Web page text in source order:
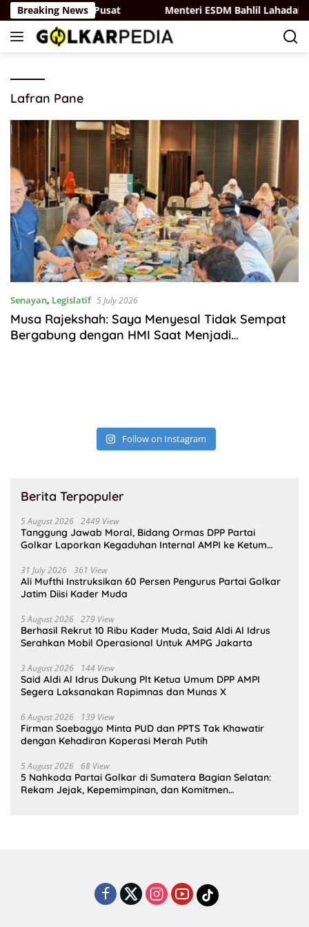
Skip
to
content
Breaking News
ke Pemerintah Pusat Menteri ESDM Bahlil Lahadalia
Lafran Pane
Senayan, Legislatif 5 July 2026
Musa Rajekshah: Saya Menyesal Tidak Sempat
Bergabung dengan HMI Saat Menjadi
Follow on Instagram
Berita Terpopuler
5 August 2026 2449 View
Tanggung Jawab Moral, Bidang Ormas DPP Partai
Golkar Laporkan Kegaduhan Internal AMPI ke Ketum
31 July 2026 361 View
Ali Mufthi Instruksikan 60 Persen Pengurus Partai Golkar
Jatim Diisi Kader Muda
5 August 2026 279 View
Berhasil Rekrut 10 Ribu Kader Muda, Said Aldi Al Idrus
Serahkan Mobil Operasional Untuk AMPG Jakarta
3 August 2026 144 View
Said Aldi Al Idrus Dukung Plt Ketua Umum DPP AMPI
Segera Laksanakan Rapimnas dan Munas X
6 August 2026 139 View
Firman Soebagyo Minta PUD dan PPTS Tak Khawatir
dengan Kehadiran Koperasi Merah Putih
5 August 2026 68 View
5 Nahkoda Partai Golkar di Sumatera Bagian Selatan:
Rekam Jejak, Kepemimpinan, dan Komitmen